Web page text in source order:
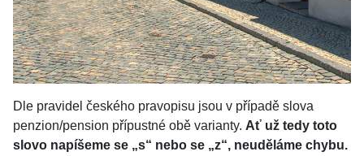
Dle pravidel českého pravopisu jsou v případě slova
penzion/pension přípustné obě varianty. Ať už tedy toto
slovo napíšeme se „s“ nebo se „z“, neuděláme chybu.